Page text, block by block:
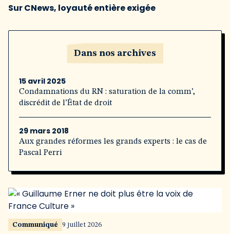
Sur CNews, loyauté entière exigée
Dans nos archives
15 avril 2025
Condamnations du RN : saturation de la comm’,
discrédit de l’État de droit
29 mars 2018
Aux grandes réformes les grands experts : le cas de
Pascal Perri
Communiqué 9 juillet 2026